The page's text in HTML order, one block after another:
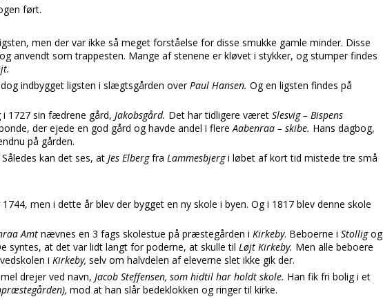
ført.
men der var ikke så meget forståelse for disse smukke gamle minder. Disse
anvendt som trappesten. Mange af stenene er kløvet i stykker, og stumper findes
indbygget ligsten i slægtsgården overPaul Hansen. Og en ligsten findes på
1727 sin fædrene gård, Jakobsgård. Det har tidligere været Slesvig – Bispens
der ejede en god gård og havde andel i flereAabenraa – skibe. Hans dagbog,
på gården.
kan det ses, at Jes Elbergfra Lammesbjergi løbet af kort tid mistede tre små
men i dette år blev der bygget en ny skole i byen. Og i 1817 blev denne skole
Amt nævnes en 3 fags skolestue på præstegården i Kirkeby. Beboerne i Stolligog
syntes, at det var lidt langt for poderne, at skulle til Løjt Kirkeby. Men alle beboere
i Kirkeby, selv om halvdelen af eleverne slet ikke gik der.
drejer ved navn, Jacob Steffensen, som hidtil har holdt skole. Han fik fri bolig i et
mod at han slår bedeklokken og ringer til kirke.